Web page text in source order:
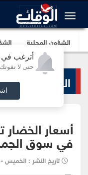
أترغب في
حتى لا تفوتك
الشؤون المحلية
الشؤون
في سوق
تاريخ النشر : الخميس - 14-5-2026 - 9:47 AM